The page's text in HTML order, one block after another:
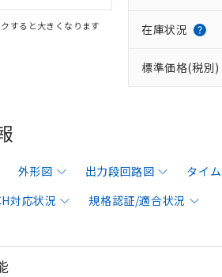
すると大きくなります 在庫状況
標準価格(税別)
外形図 出力段回路図 タイ
対応状況
規格認証/適合状況